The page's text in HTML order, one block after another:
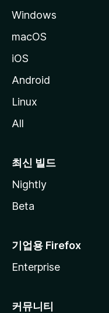
Windows
macOS
iOS
Android
Linux
All
최신 빌드
Nightly
Beta
기업용 Firefox
Enterprise
커뮤니티